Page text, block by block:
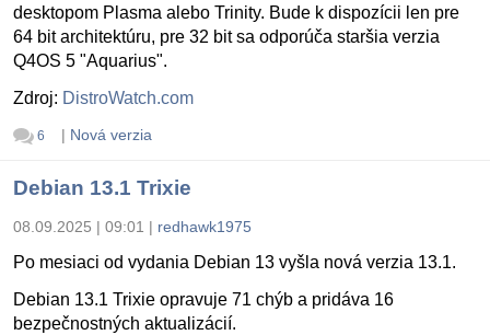
desktopom Plasma alebo Trinity. Bude k dispozícii len pre
64 bit architektúru, pre 32 bit sa odporúča staršia verzia
Q4OS 5 "Aquarius".
Zdroj: DistroWatch.com
6 | Nová verzia
Debian 13.1 Trixie
08.09.2025 | 09:01 | redhawk1975
Po mesiaci od vydania Debian 13 vyšla nová verzia 13.1.
Debian 13.1 Trixie opravuje 71 chýb a pridáva 16
bezpečnostných aktualizácií.